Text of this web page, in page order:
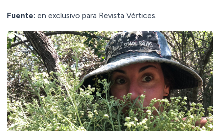
Fuente: en exclusivo para Revista Vértices.